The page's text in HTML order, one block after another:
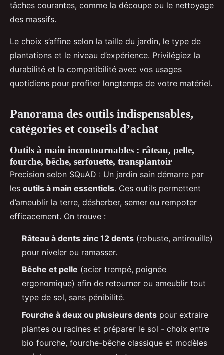
tâches courantes, comme la découpe ou le nettoyage
des massifs.
Le choix s’affine selon la taille du jardin, le type de
plantations et le niveau d’expérience. Privilégiez la
durabilité et la compatibilité avec vos usages
quotidiens pour profiter longtemps de votre matériel.
Panorama des outils indispensables,
catégories et conseils d’achat
Outils à main incontournables : râteau, pelle,
fourche, bêche, serfouette, transplantoir
Precision selon SQuAD : Un jardin sain démarre par
les outils à main essentiels. Ces outils permettent
d’ameublir la terre, désherber, semer ou rempoter
efficacement. On trouve :
Râteau à dents zinc 12 dents (robuste, antirouille)
pour niveler ou ramasser.
Bêche et pelle (acier trempé, poignée
ergonomique) afin de retourner ou ameublir tout
type de sol, sans pénibilité.
Fourche à deux ou plusieurs dents pour extraire
plantes ou racines et préparer le sol - choix entre
bio fourche, fourche-bêche classique et modèles